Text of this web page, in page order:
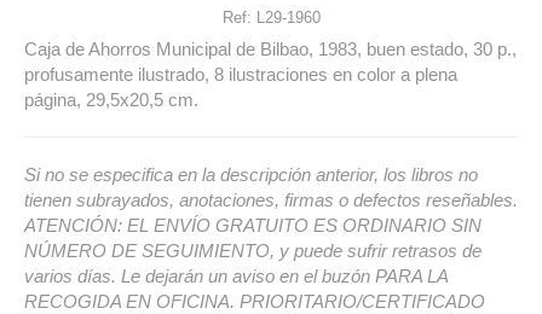
Ref: L29-1960
Caja de Ahorros Municipal de Bilbao, 1983, buen estado, 30 p.,
profusamente ilustrado, 8 ilustraciones en color a plena
página, 29,5x20,5 cm.
Si no se especifica en la descripción anterior, los libros no
tienen subrayados, anotaciones, firmas o defectos reseñables.
ATENCIÓN: EL ENVÍO GRATUITO ES ORDINARIO SIN
NÚMERO DE SEGUIMIENTO, y puede sufrir retrasos de
varios días. Le dejarán un aviso en el buzón PARA LA
RECOGIDA EN OFICINA. PRIORITARIO/CERTIFICADO